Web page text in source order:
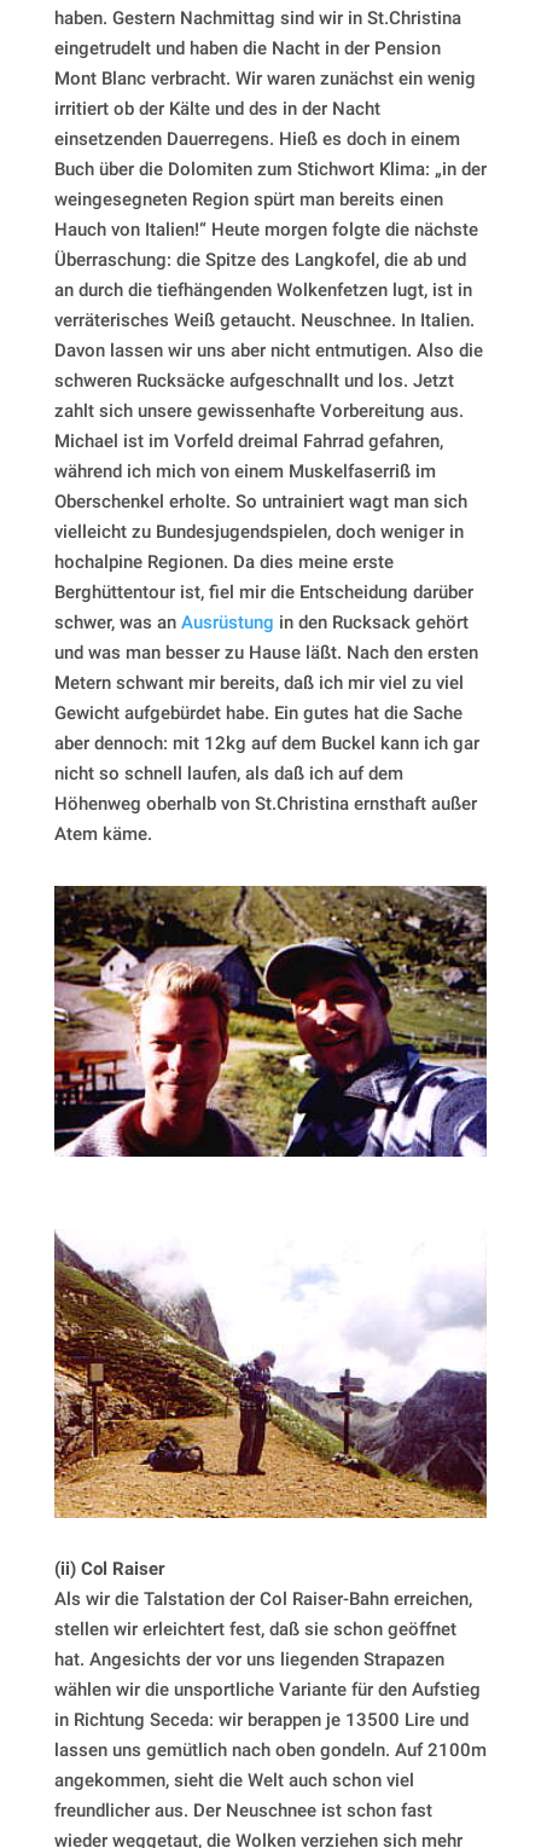
haben. Gestern Nachmittag sind wir in St.Christina
eingetrudelt und haben die Nacht in der Pension
Mont Blanc verbracht. Wir waren zunächst ein wenig
irritiert ob der Kälte und des in der Nacht
einsetzenden Dauerregens. Hieß es doch in einem
Buch über die Dolomiten zum Stichwort Klima: „in der
weingesegneten Region spürt man bereits einen
Hauch von Italien!“ Heute morgen folgte die nächste
Überraschung: die Spitze des Langkofel, die ab und
an durch die tiefhängenden Wolkenfetzen lugt, ist in
verräterisches Weiß getaucht. Neuschnee. In Italien.
Davon lassen wir uns aber nicht entmutigen. Also die
schweren Rucksäcke aufgeschnallt und los. Jetzt
zahlt sich unsere gewissenhafte Vorbereitung aus.
Michael ist im Vorfeld dreimal Fahrrad gefahren,
während ich mich von einem Muskelfaserriß im
Oberschenkel erholte. So untrainiert wagt man sich
vielleicht zu Bundesjugendspielen, doch weniger in
hochalpine Regionen. Da dies meine erste
Berghüttentour ist, fiel mir die Entscheidung darüber
schwer, was an Ausrüstung in den Rucksack gehört
und was man besser zu Hause läßt. Nach den ersten
Metern schwant mir bereits, daß ich mir viel zu viel
Gewicht aufgebürdet habe. Ein gutes hat die Sache
aber dennoch: mit 12kg auf dem Buckel kann ich gar
nicht so schnell laufen, als daß ich auf dem
Höhenweg oberhalb von St.Christina ernsthaft außer
Atem käme.
(ii) Col Raiser
Als wir die Talstation der Col Raiser-Bahn erreichen,
stellen wir erleichtert fest, daß sie schon geöffnet
hat. Angesichts der vor uns liegenden Strapazen
wählen wir die unsportliche Variante für den Aufstieg
in Richtung Seceda: wir berappen je 13500 Lire und
lassen uns gemütlich nach oben gondeln. Auf 2100m
angekommen, sieht die Welt auch schon viel
freundlicher aus. Der Neuschnee ist schon fast
wieder weggetaut, die Wolken verziehen sich mehr